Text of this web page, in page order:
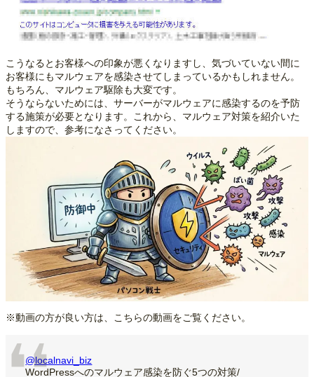
こうなるとお客様への印象が悪くなりますし、気づいていない間に
お客様にもマルウェアを感染させてしまっているかもしれません。
もちろん、マルウェア駆除も大変です。
そうならないためには、サーバーがマルウェアに感染するのを予防
する施策が必要となります。これから、マルウェア対策を紹介いた
しますので、参考になさってください。
※動画の方が良い方は、こちらの動画をご覧ください。
@localnavi_biz
WordPressへのマルウェア感染を防ぐ5つの対策/